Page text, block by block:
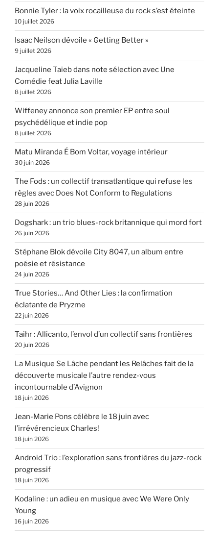
Bonnie Tyler : la voix rocailleuse du rock s’est éteinte
10 juillet 2026
Isaac Neilson dévoile « Getting Better »
9 juillet 2026
Jacqueline Taieb dans note sélection avec Une
Comédie feat Julia Laville
8 juillet 2026
Wiffeney annonce son premier EP entre soul
psychédélique et indie pop
8 juillet 2026
Matu Miranda É Bom Voltar, voyage intérieur
30 juin 2026
The Fods : un collectif transatlantique qui refuse les
règles avec Does Not Conform to Regulations
28 juin 2026
Dogshark : un trio blues-rock britannique qui mord fort
26 juin 2026
Stéphane Blok dévoile City 8047, un album entre
poésie et résistance
24 juin 2026
True Stories… And Other Lies : la confirmation
éclatante de Pryzme
22 juin 2026
Taihr : Allicanto, l’envol d’un collectif sans frontières
20 juin 2026
La Musique Se Lâche pendant les Relâches fait de la
découverte musicale l’autre rendez-vous
incontournable d’Avignon
18 juin 2026
Jean-Marie Pons célèbre le 18 juin avec
l’irrévérencieux Charles!
18 juin 2026
Android Trio : l’exploration sans frontières du jazz-rock
progressif
18 juin 2026
Kodaline : un adieu en musique avec We Were Only
Young
16 juin 2026